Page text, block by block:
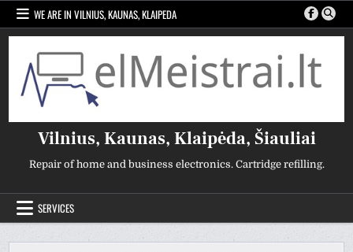
Skip
content
WE ARE IN VILNIUS, KAUNAS, KLAIPEDA
Vilnius, Kaunas, Klaipėda, Šiauliai
Repair of home and business electronics. Cartridge refilling.
SERVICES